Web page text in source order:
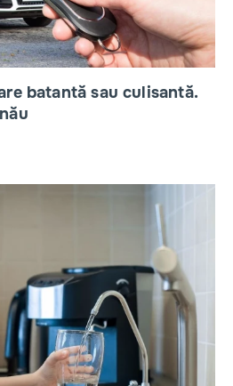
batantă sau culisantă.